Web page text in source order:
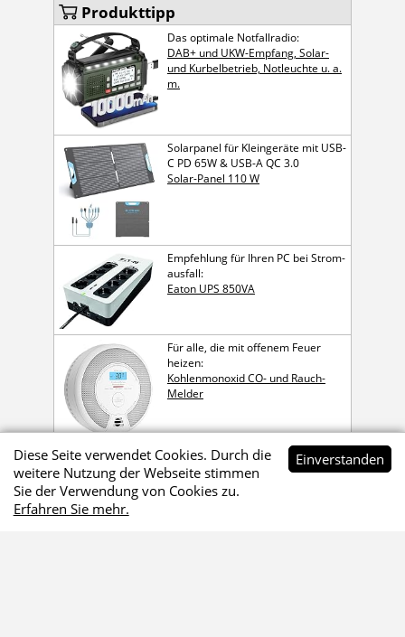
Produkttipp
Das optimale Notfallradio:
DAB+ und UKW-Empfang, Solar-
und Kurbelbetrieb, Notleuchte u. a.
m.
Solarpanel für Kleingeräte mit USB-
C PD 65W & USB-A QC 3.0
Solar-Panel 110 W
Empfehlung für Ihren PC bei Strom­
ausfall:
Eaton UPS 850VA
Für alle, die mit offenem Feuer
heizen:
Kohlen­mon­oxid CO- und Rauch-
Melder
Werbehinweis
Die mit
gekennzeichneten Links sind Affiliate-Links.
Diese Seite verwendet Cookies. Durch die
weitere Nutzung der Webseite stimmen
Sie der Verwendung von Cookies zu.
Erfahren Sie mehr.
Ein­ver­standen